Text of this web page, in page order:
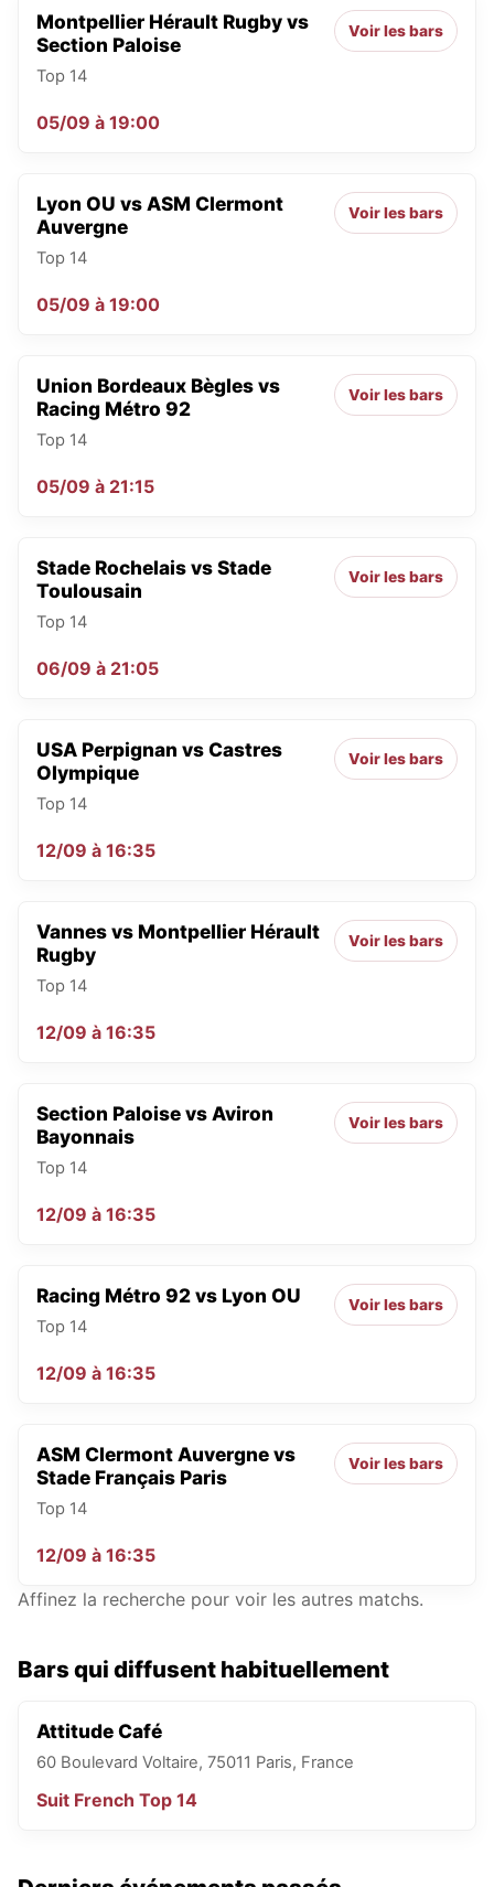
Montpellier Hérault Rugby vs
Section Paloise
Top 14
05/09 à 19:00
Voir les bars
Lyon OU vs ASM Clermont
Auvergne
Top 14
05/09 à 19:00
Voir les bars
Union Bordeaux Bègles vs
Racing Métro 92
Top 14
05/09 à 21:15
Voir les bars
Stade Rochelais vs Stade
Toulousain
Top 14
06/09 à 21:05
Voir les bars
USA Perpignan vs Castres
Olympique
Top 14
12/09 à 16:35
Voir les bars
Vannes vs Montpellier Hérault
Rugby
Top 14
12/09 à 16:35
Voir les bars
Section Paloise vs Aviron
Bayonnais
Top 14
12/09 à 16:35
Voir les bars
Racing Métro 92 vs Lyon OU
Top 14
12/09 à 16:35
Voir les bars
ASM Clermont Auvergne vs
Stade Français Paris
Top 14
12/09 à 16:35
Voir les bars
Affinez la recherche pour voir les autres matchs.
Bars qui diffusent habituellement
Attitude Café
60 Boulevard Voltaire, 75011 Paris, France
Suit French Top 14